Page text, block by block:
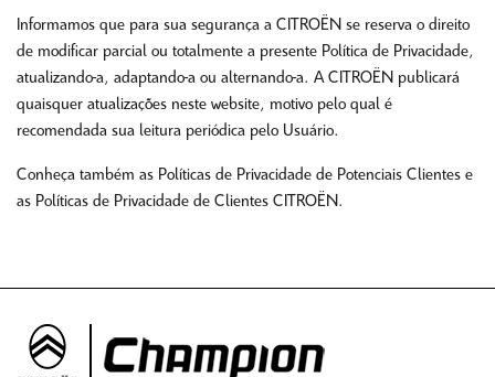
Informamos que para sua segurança a CITROËN se reserva o direito
de modificar parcial ou totalmente a presente Política de Privacidade,
atualizando-a, adaptando-a ou alternando-a. A CITROËN publicará
quaisquer atualizações neste website, motivo pelo qual é
recomendada sua leitura periódica pelo Usuário.
Conheça também as Políticas de Privacidade de Potenciais Clientes e
as Políticas de Privacidade de Clientes CITROËN.